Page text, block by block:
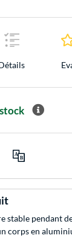
stable pendant
corps en